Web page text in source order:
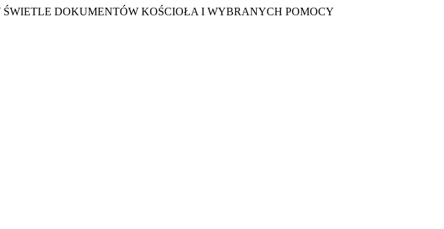
DOKUMENTÓW KOŚCIOŁA I WYBRANYCH POMOCY